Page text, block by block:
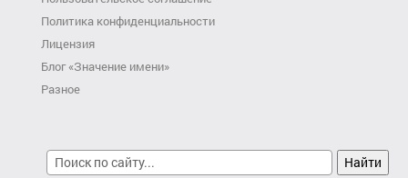
Политика конфиденциальности
Лицензия
Блог «Значение имени»
Разное